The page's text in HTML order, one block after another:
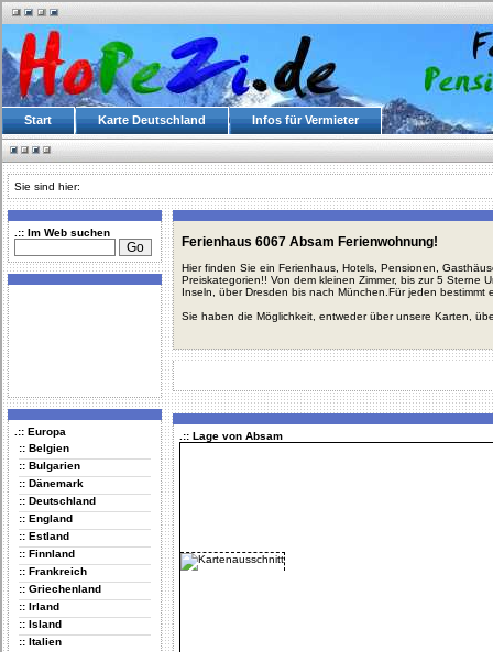
Start Karte Deutschland Infos für Vermieter
Sie sind hier:
.:: Im Web suchen
.:: Europa
:: Belgien
:: Bulgarien
:: Dänemark
:: Deutschland
:: England
:: Estland
:: Finnland
:: Frankreich
:: Griechenland
:: Irland
:: Island
:: Italien
Ferienhaus 6067 Absam Ferienwohnung!
Hier finden Sie ein Ferienhaus, Hotels, Pensionen,
Preiskategorien!! Von dem kleinen Zimmer, bis zur 5 Sterne
Inseln, über Dresden bis nach München.Für jeden bestimmt
Sie haben die Möglichkeit, entweder über unsere Karten,
.:: Lage von Absam